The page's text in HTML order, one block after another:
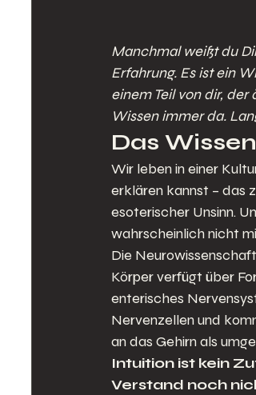
Manchmal weißt du
Erfahrung. Es ist ein
einem Teil von dir,
Wissen immer da.
Das
Wir leben in einer
erklären kannst – das
esoterischer Unsinn.
wahrscheinlich nicht
Die
Körper verfügt über
enterisches
Nervenzellen und
an das Gehirn als
Intuition ist kein
Verstand noch